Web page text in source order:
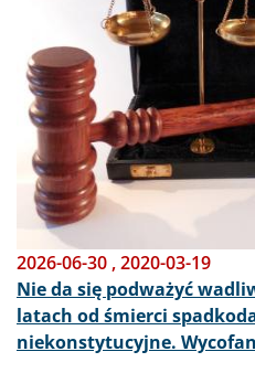
2026-06-30 ,2020-03-19
Nie da się podważyć
latach od śmierci
niekonstytucyjne.